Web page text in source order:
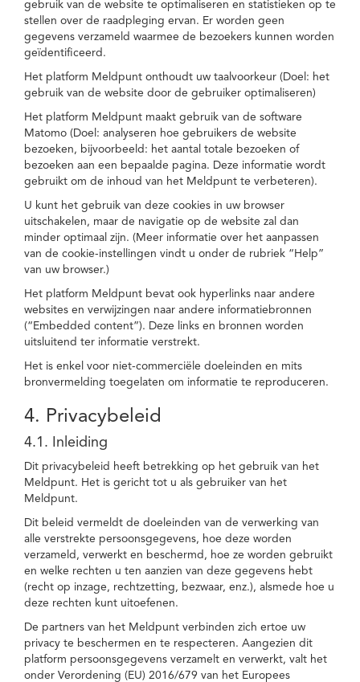
gebruik van de website te optimaliseren en statistieken op te
stellen over de raadpleging ervan. Er worden geen
gegevens verzameld waarmee de bezoekers kunnen worden
geïdentificeerd.
Het platform Meldpunt onthoudt uw taalvoorkeur (Doel: het
gebruik van de website door de gebruiker optimaliseren)
Het platform Meldpunt maakt gebruik van de software
Matomo (Doel: analyseren hoe gebruikers de website
bezoeken, bijvoorbeeld: het aantal totale bezoeken of
bezoeken aan een bepaalde pagina. Deze informatie wordt
gebruikt om de inhoud van het Meldpunt te verbeteren).
U kunt het gebruik van deze cookies in uw browser
uitschakelen, maar de navigatie op de website zal dan
minder optimaal zijn. (Meer informatie over het aanpassen
van de cookie-instellingen vindt u onder de rubriek “Help”
van uw browser.)
Het platform Meldpunt bevat ook hyperlinks naar andere
websites en verwijzingen naar andere informatiebronnen
(“Embedded content”). Deze links en bronnen worden
uitsluitend ter informatie verstrekt.
Het is enkel voor niet-commerciële doeleinden en mits
bronvermelding toegelaten om informatie te reproduceren.
4. Privacybeleid
4.1. Inleiding
Dit privacybeleid heeft betrekking op het gebruik van het
Meldpunt. Het is gericht tot u als gebruiker van het
Meldpunt.
Dit beleid vermeldt de doeleinden van de verwerking van
alle verstrekte persoonsgegevens, hoe deze worden
verzameld, verwerkt en beschermd, hoe ze worden gebruikt
en welke rechten u ten aanzien van deze gegevens hebt
(recht op inzage, rechtzetting, bezwaar, enz.), alsmede hoe u
deze rechten kunt uitoefenen.
De partners van het Meldpunt verbinden zich ertoe uw
privacy te beschermen en te respecteren. Aangezien dit
platform persoonsgegevens verzamelt en verwerkt, valt het
onder Verordening (EU) 2016/679 van het Europees